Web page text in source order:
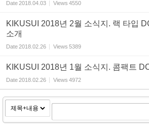
Date2018.04.03 Views 4550
KIKUSUI 2018년 2월 소식지. 랙 타입
소개
Date2018.02.26 Views 5389
KIKUSUI 2018년 1월 소식지. 콤팩트
Date2018.02.26 Views 4972